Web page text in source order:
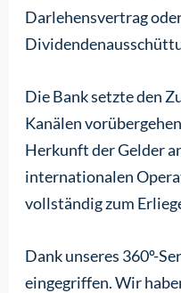
Darlehensvertrag
Die Bank setzte den
Kanälen
Herkunft der Gelder
internationalen
vollständig zum
Dank unseres 360º-
eingegriffen. Wir